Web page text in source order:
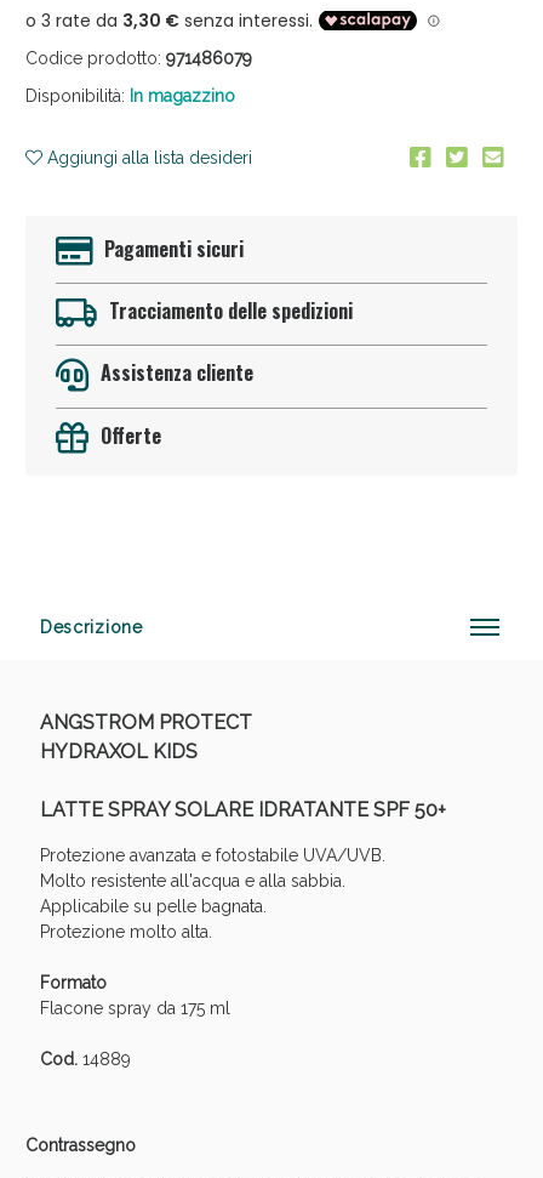
Codice prodotto: 971486079
Disponibilità: In magazzino
Aggiungi alla lista desideri
Pagamenti sicuri
Tracciamento delle spedizioni
Assistenza cliente
Offerte
Descrizione
ANGSTROM PROTECT
HYDRAXOL KIDS
LATTE SPRAY SOLARE IDRATANTE SPF 50+
Protezione avanzata e fotostabile UVA/UVB.
Molto resistente all'acqua e alla sabbia.
Applicabile su pelle bagnata.
Protezione molto alta.
Formato
Flacone spray da 175 ml
Cod.14889
Contrassegno
Sconto fino al 55% disponibile oggi!